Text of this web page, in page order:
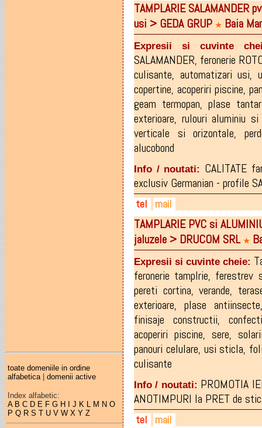
toate domeniile in ordine
alfabetica| domenii active
Index alfabetic:
A B C D E F G H J K L M N O
P Q R S T U V W X Y Z
0262-215.673
0729-519.113
0745-519.113
0729-500.350
office@bigimpex.ro
bigimpex.ro
facebook.com/Bigimpex
facebook.com/
TAMPLARIE SALAMANDER
usi > GEDA GRUP ★ Baia
Expresii si cuvinte
SALAMANDER, feronerie
culisante, automatizari usi,
copertine, acoperiri piscine,
geam termopan,plase
exterioare, rulouri aluminiu si
verticale si orizontale,
alucobond
Info / noutati: CALITATE
exclusiv Germanian - profile
tel
0744-612.216
0740-274.284
mail
gedagrup@yahoo.com
pricopgelu_ii@yahoo.com
TAMPLARIE PVC si
jaluzele > DRUCOM SRL ★
Expresii si cuvinte cheie:
feronerie tamplrie, ferestrev
pereti cortina,verande,
exterioare, plase antiinsecte
finisaje constructii,
acoperiri piscine,sere,
panouri celulare, usi sticla,
culisante
Info / noutati: PROMOTIA
ANOTIMPURI la PRET de
tel mail